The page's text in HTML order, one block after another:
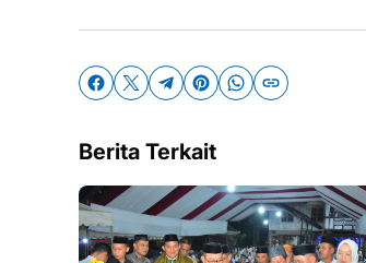
Berita Terkait